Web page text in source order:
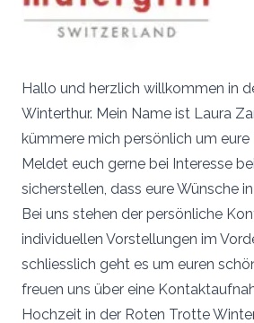
Hallo und herzlich willkommen in
Winterthur. Mein Name ist Laura
kümmere mich persönlich um
Meldet euch gerne bei Interesse
sicherstellen, dass eure Wünsche
Bei uns stehen der persönliche
individuellen Vorstellungen im
schliesslich geht es um euren
freuen uns über eine
Hochzeit in der Roten Trotte